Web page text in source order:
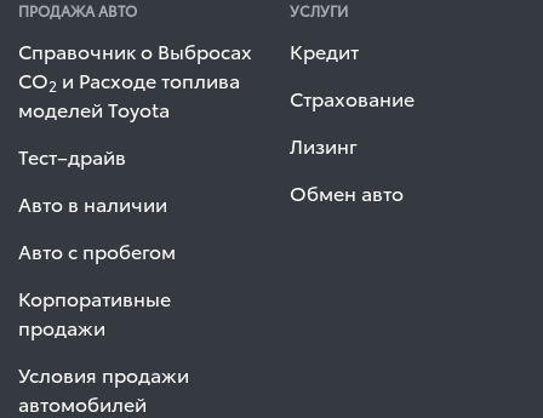
ПРОДАЖА АВТО
Справочник о Выбросах
СО2 и Расходе топлива
моделей Toyota
Тест–драйв
Авто в наличии
Авто с пробегом
Корпоративные
продажи
Условия продажи
автомобилей
УСЛУГИ
Кредит
Страхование
Лизинг
Обмен авто